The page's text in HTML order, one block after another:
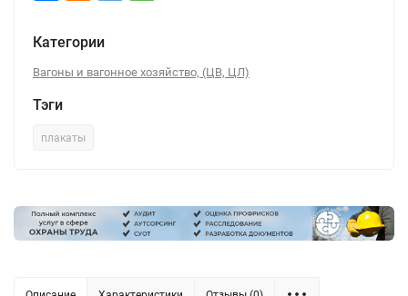
Категории
Вагоны и вагонное хозяйство, (ЦВ, ЦЛ)
Тэги
плакаты